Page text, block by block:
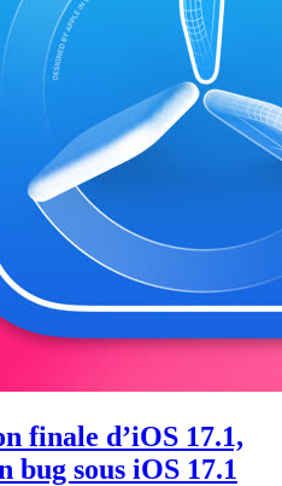
finale d’iOS 17.1,
sous iOS 17.1